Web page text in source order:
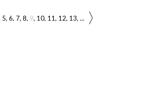
5 6 7 8 9 10 11 12 13 ...